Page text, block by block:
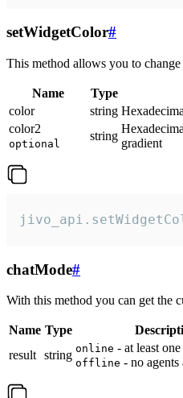
setWidgetColor#
This method allows you to
Name Type
color
string
color2
optional
string
gradient
chatMode#
With this method you can get the
Name Type
result string online - at least
offline - no agents